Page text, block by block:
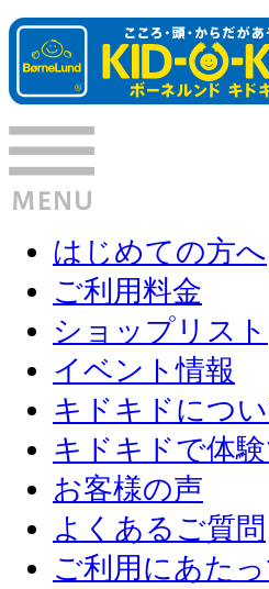
はじめての方へ
ご利用料金
ショップリスト
イベント情報
キドキドにつ
キドキドで体
お客様の声
よくあるご質問
ご利用にあた